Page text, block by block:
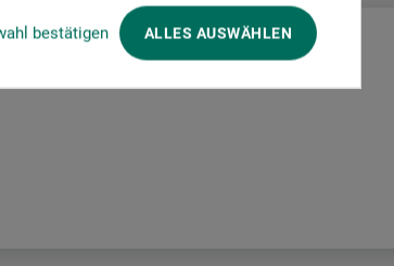
bestätigen ALLES AUSWÄHLEN